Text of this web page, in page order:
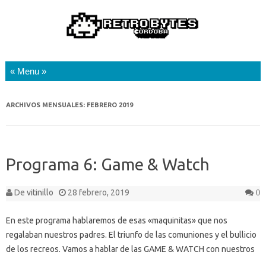
Saltar al contenido
ARCHIVOS MENSUALES: FEBRERO 2019
Programa 6: Game & Watch
De vitinillo 28 febrero, 2019 0
En este programa hablaremos de esas «maquinitas» que nos
regalaban nuestros padres. El triunfo de las comuniones y el bullicio
de los recreos. Vamos a hablar de las GAME & WATCH con nuestros